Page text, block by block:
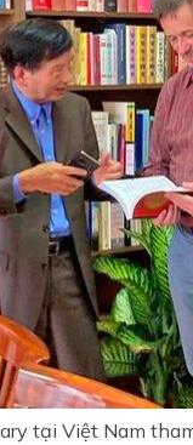
tại Việt Nam